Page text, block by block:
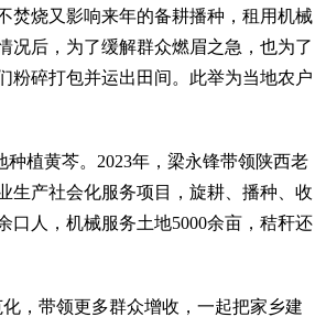
焚烧又影响来年的备耕播种，租用机械
况后，为了缓解群众燃眉之急，也为了
粉碎打包并运出田间。此举为当地农户
植黄芩。2023年，梁永锋带领陕西老
生产社会化服务项目，旋耕、播种、收
口人，机械服务土地5000余亩，秸秆还
，带领更多群众增收，一起把家乡建